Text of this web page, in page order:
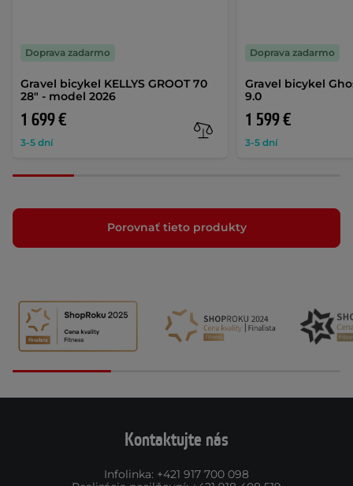
Gravel bicykel KELLYS GROOT 70
28" - model 2026
1 699 €
3-5 dní
Doprava zadarmo
Gravel bicykel
9.0
1 599 €
3-5 dní
Doprava zadarmo
Porovnať tieto produkty
Kontaktujte nás
Infolinka: +421 917 700 098